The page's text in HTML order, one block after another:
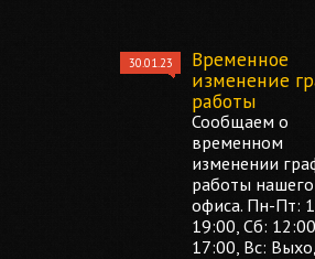
30.01.23
Временное
изменение
работы
Сообщаем о
временном
изменении
работы нашего
офиса. Пн-Пт:
19:00, Сб:
17:00, Вс: